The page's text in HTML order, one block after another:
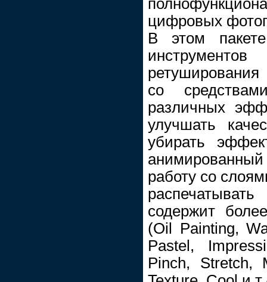
цифровых
В этом
со
различных
улучшать
убирать
работу со
содержит
(Oil Painting,
Pastel,
Pinch, Stretch,